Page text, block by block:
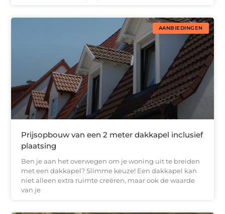
AANBIEDINGEN
Prijsopbouw van een 2 meter dakkapel inclusief
plaatsing
Ben je aan het overwegen om je woning uit te breiden
met een dakkapel? Slimme keuze! Een dakkapel kan
niet alleen extra ruimte creëren, maar ook de waarde
van je